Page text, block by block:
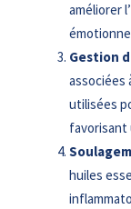
améliorer
Gestion
associées
utilisées
favorisant
huiles